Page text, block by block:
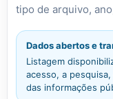
tipo de arquivo,
Dados abertos e
Listagem
acesso, a
das informações